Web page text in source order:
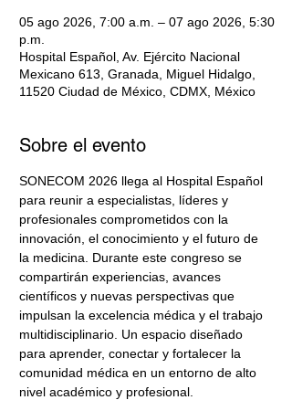
05 ago 2026, 7:00 a.m. – 07 ago 2026, 5:30
p.m.
Hospital Español, Av. Ejército Nacional
Mexicano 613, Granada, Miguel Hidalgo,
11520 Ciudad de México, CDMX, México
Sobre el evento
SONECOM 2026 llega al Hospital Español
para reunir a especialistas, líderes y
profesionales comprometidos con la
innovación, el conocimiento y el futuro de
la medicina. Durante este congreso se
compartirán experiencias, avances
científicos y nuevas perspectivas que
impulsan la excelencia médica y el trabajo
multidisciplinario. Un espacio diseñado
para aprender, conectar y fortalecer la
comunidad médica en un entorno de alto
nivel académico y profesional.